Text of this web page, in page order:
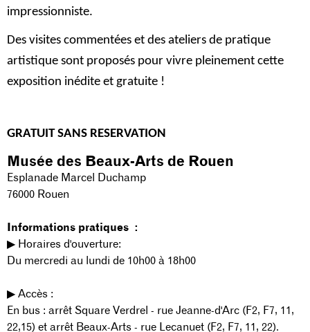
impressionniste.
Des visites commentées et des ateliers de pratique
artistique sont proposés pour vivre pleinement cette
exposition inédite et gratuite !
GRATUIT SANS RESERVATION
Musée des Beaux-Arts de Rouen
Esplanade Marcel Duchamp
76000 Rouen
Informations pratiques :
▶︎ Horaires d'ouverture:
Du mercredi au lundi de 10h00 à 18h00
▶︎ Accès :
En bus : arrêt Square Verdrel - rue Jeanne-d'Arc (F2, F7, 11,
22,15) et arrêt Beaux-Arts - rue Lecanuet (F2, F7, 11, 22).